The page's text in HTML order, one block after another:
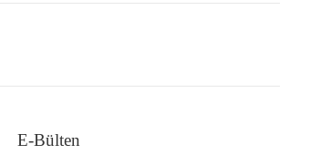
E-Bülten